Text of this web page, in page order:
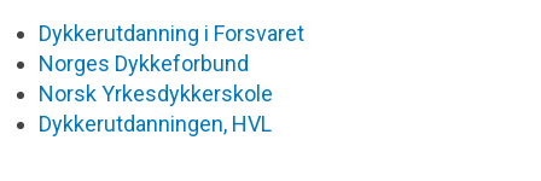
Dykkerutdanning i Forsvaret
Norges Dykkeforbund
Norsk Yrkesdykkerskole
Dykkerutdanningen, HVL